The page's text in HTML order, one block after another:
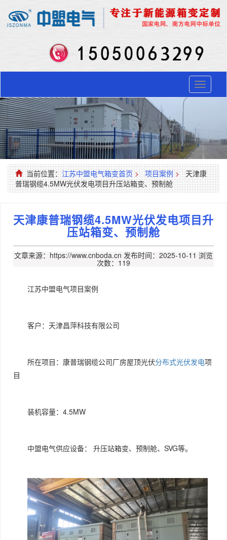
Toggle
当前位置：江苏中盟电气箱变首页 > 项目案例 > 天津康
普瑞钢缆4.5MW光伏发电项目升压站箱变、预制舱
天津康普瑞钢缆4.5MW光伏发电项目升
压站箱变、预制舱
文章来源：https://www.cnboda.cn 发布时间：2025-10-11 浏览
次数：119
江苏中盟电气项目案例
客户：天津昌萍科技有限公司
所在项目：康普瑞钢缆公司厂房屋顶光伏分布式光伏发电项
目
装机容量：4.5MW
中盟电气供应设备： 升压站箱变、预制舱、SVG等。